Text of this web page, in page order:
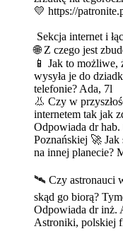
💛 https://
Sekcja internet i
🌐 Z czego jest
📱 Jak to możliwe,
wysyła je do
telefonie? Ada, 7l
👃 Czy w
internetem tak jak
Odpowiada dr
Poznańskiej 🚀 Jak
na innej planecie?
🛰️ Czy astronauci
skąd go biorą?
Odpowiada dr inż.
Astroniki, polskiej